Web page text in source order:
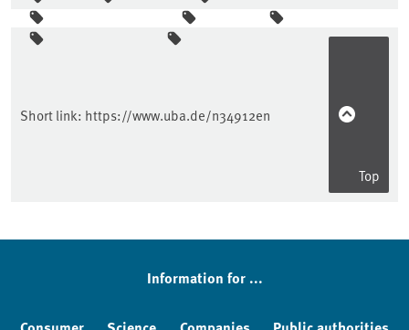
Sidebar
Short link: https://www.uba.de/n34912en
Top
Information for ...